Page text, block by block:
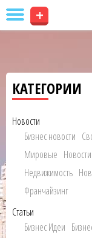
+
КАТЕГОРИИ
Новости
Бизнес новости
Мировые
Недвижимость
Франчайзинг
Статьи
Бизнес Идеи